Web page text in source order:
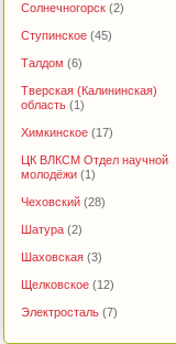
Солнечногорск (2)
Ступинское (45)
Талдом (6)
Тверская (Калининская)
область (1)
Химкинское (17)
ЦК ВЛКСМ Отдел научной
молодёжи (1)
Чеховский (28)
Шатура (2)
Шаховская (3)
Щелковское (12)
Электросталь (7)